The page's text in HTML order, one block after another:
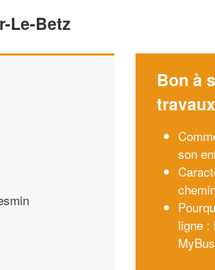
Le-Betz
Bon à
travaux
son
ligne :